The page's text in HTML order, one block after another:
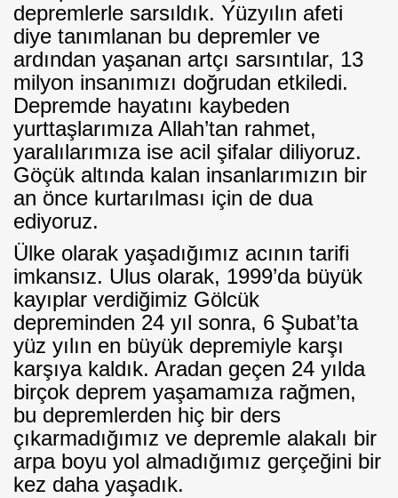
depremlerle sarsıldık. Yüzyılın afeti
diye tanımlanan bu depremler ve
ardından yaşanan artçı sarsıntılar, 13
milyon insanımızı doğrudan etkiledi.
Depremde hayatını kaybeden
yurttaşlarımıza Allah’tan rahmet,
yaralılarımıza ise acil şifalar diliyoruz.
Göçük altında kalan insanlarımızın bir
an önce kurtarılması için de dua
ediyoruz.
Ülke olarak yaşadığımız acının tarifi
imkansız. Ulus olarak, 1999’da büyük
kayıplar verdiğimiz Gölcük
depreminden 24 yıl sonra, 6 Şubat’ta
yüz yılın en büyük depremiyle karşı
karşıya kaldık. Aradan geçen 24 yılda
birçok deprem yaşamamıza rağmen,
bu depremlerden hiç bir ders
çıkarmadığımız ve depremle alakalı bir
arpa boyu yol almadığımız gerçeğini bir
kez daha yaşadık.